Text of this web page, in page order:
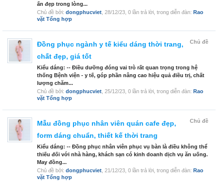
ấn đẹp trong lòng...
Chủ đề bởi: dongphucviet 28/12/23 , 0 lần trả lời, trong diễn đàn: Rao
vặt Tổng hợp
Chủ đề
Đồng phục ngành y tế kiểu dáng thời trang,
chất đẹp, giá tốt
Kiểu dáng: -- Điều dưỡng đóng vai trò rất quan trọng trong hệ
thống Bệnh viện - y tế, góp phần nâng cao hiệu quả điều trị, chất
lượng chăm...
Chủ đề bởi: dongphucviet 25/12/23 , 0 lần trả lời, trong diễn đàn: Rao
vặt Tổng hợp
Chủ đề
Mẫu đồng phục nhân viên quán cafe đẹp,
form dáng chuẩn, thiết kế thời trang
Kiểu dáng: -- Đồng phục nhân viên phục vụ bàn là điều không thể
thiếu đối với nhà hàng, khách sạn có kinh doanh dịch vụ ăn uống.
May đồng...
Chủ đề bởi: dongphucviet 21/12/23 , 0 lần trả lời, trong diễn đàn: Rao
vặt Tổng hợp